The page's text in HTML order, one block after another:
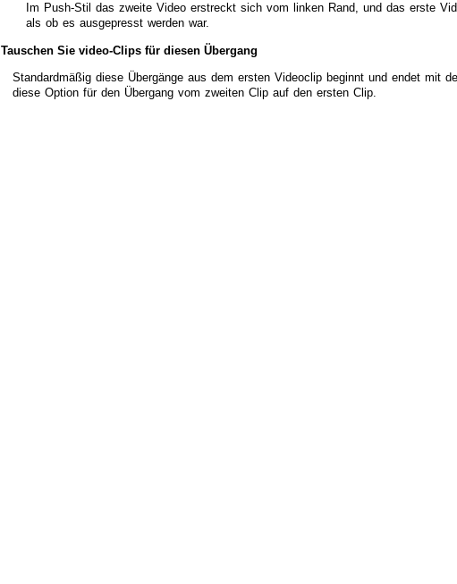
Im Push-Stil das zweite Video erstreckt sich vom linken Rand, und das erste
als ob es ausgepresst werden war.
Tauschen Sie video-Clips für diesen Übergang
Standardmäßig diese Übergänge aus dem ersten Videoclip beginnt und endet mit
diese Option für den Übergang vom zweiten Clip auf den ersten Clip.